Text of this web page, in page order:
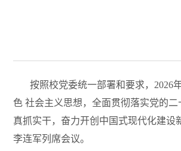
按照校党委统一部署和要求，2026
色 社会主义思想，全面贯彻落实党的
真抓实干，奋力开创中国式现代化建
李连军列席会议。